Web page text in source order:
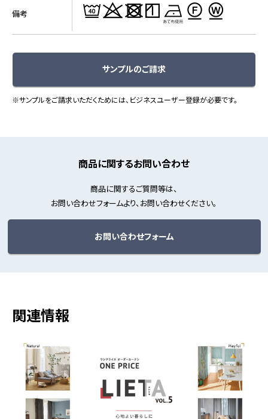
備考
サンプルのご請求
※サンプルをご請求いただくためには、ビジネスユーザー登録が必要です。
商品に関するお問い合わせ
商品に関するご質問等は、
お問い合わせフォームより、お問い合わせください。
お問い合わせフォーム
関連情報